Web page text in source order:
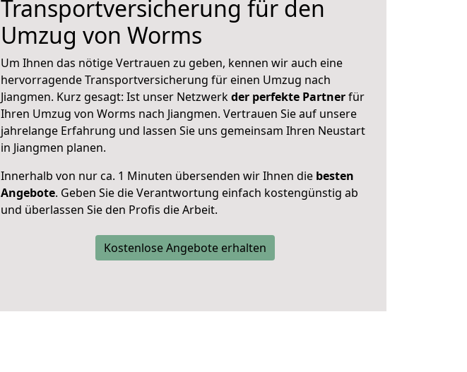
Transportversicherung für den
Umzug von Worms
Um Ihnen das nötige Vertrauen zu geben, kennen wir auch eine
hervorragende Transportversicherung für einen Umzug nach
Jiangmen. Kurz gesagt: Ist unser Netzwerkder perfekte Partnerfür
Ihren Umzug von Worms nach Jiangmen. Vertrauen Sie auf unsere
jahrelange Erfahrung und lassen Sie uns gemeinsam Ihren Neustart
in Jiangmen planen.
Innerhalb von nur ca. 1 Minuten übersenden wir Ihnen die besten
Angebote. Geben Sie die Verantwortung einfach kostengünstig ab
und überlassen Sie den Profis die Arbeit.
Kostenlose Angebote erhalten